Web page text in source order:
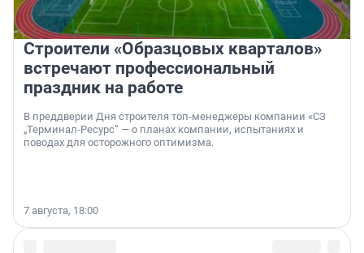
Строители «Образцовых кварталов»
встречают профессиональный
праздник на работе
В преддверии Дня строителя топ-менеджеры компании «СЗ
„Терминал-Ресурс“ — о планах компании, испытаниях и
поводах для осторожного оптимизма.
7 августа, 18:00